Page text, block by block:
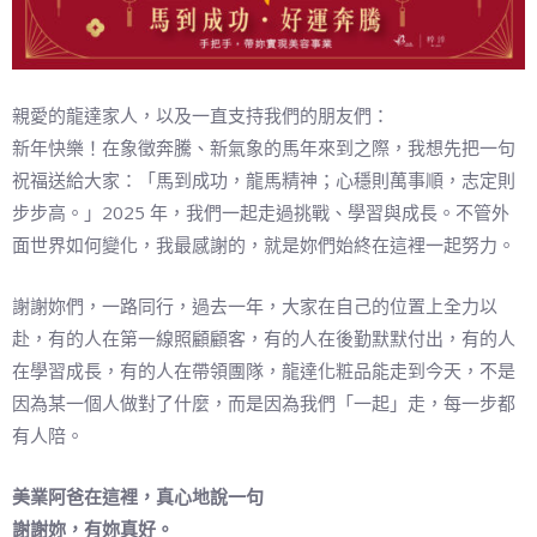
親愛的龍達家人，以及一直支持我們的朋友們：
新年快樂！在象徵奔騰、新氣象的馬年來到之際，我想先把一句
祝福送給大家：「馬到成功，龍馬精神；心穩則萬事順，志定則
步步高。」2025 年，我們一起走過挑戰、學習與成長。不管外
面世界如何變化，我最感謝的，就是妳們始終在這裡一起努力。
謝謝妳們，一路同行，過去一年，大家在自己的位置上全力以
赴，有的人在第一線照顧顧客，有的人在後勤默默付出，有的人
在學習成長，有的人在帶領團隊，龍達化粧品能走到今天，不是
因為某一個人做對了什麼，而是因為我們「一起」走，每一步都
有人陪。
美業阿爸在這裡，真心地說一句
謝謝妳，有妳真好。